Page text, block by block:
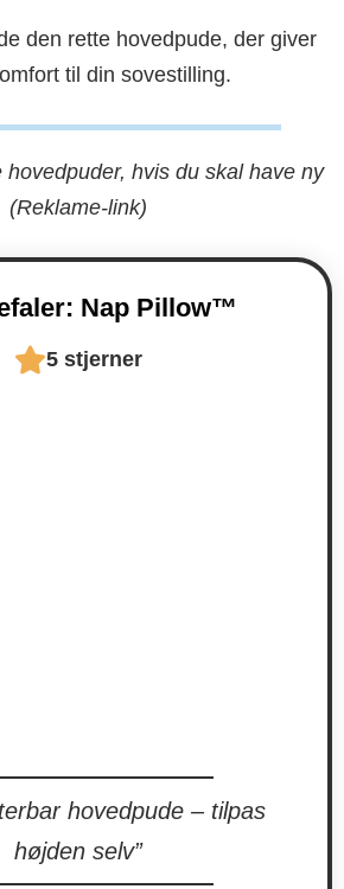
den rette hovedpude, der giver
til din sovestilling.
hovedpuder, hvis du skal have ny
(Reklame-link)
Nap Pillow™​
5 stjerner
hovedpude – tilpas
højden selv”